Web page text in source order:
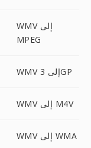
WMV إلى
MPEG
WMV إلى 3GP
WMV إلى M4V
WMV إلى WMA